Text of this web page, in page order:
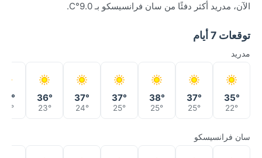
الآن، مدريد أكثر دفئًا من سان فرانسيسكو بـ 9.0°C.
توقعات 7 أيام
مدريد
35°
22°
37°
25°
38°
25°
37°
25°
37°
24°
36°
23°
24°
سان فرانسيسكو